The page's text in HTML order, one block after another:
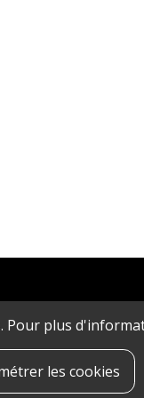
Pour plus
les cookies